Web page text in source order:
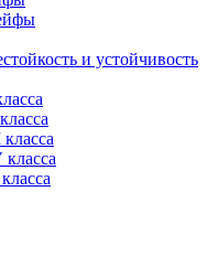
и устойчивость